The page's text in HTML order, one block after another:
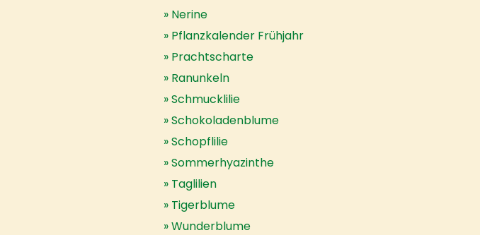
Nerine
Pflanzkalender Frühjahr
Prachtscharte
Ranunkeln
Schmucklilie
Schokoladenblume
Schopflilie
Sommerhyazinthe
Taglilien
Tigerblume
Wunderblume